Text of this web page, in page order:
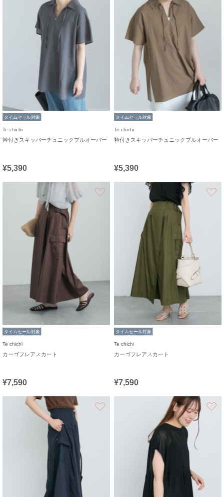
タイムセール対象
Te chichi
衿付きスキッパーチュニックプルオーバー
¥5,390
タイムセール対象
Te chichi
衿付きスキッパーチュニックプルオーバー
¥5,390
タイムセール対象
Te chichi
カーゴフレアスカート
¥7,590
タイムセール対象
Te chichi
カーゴフレアスカート
¥7,590